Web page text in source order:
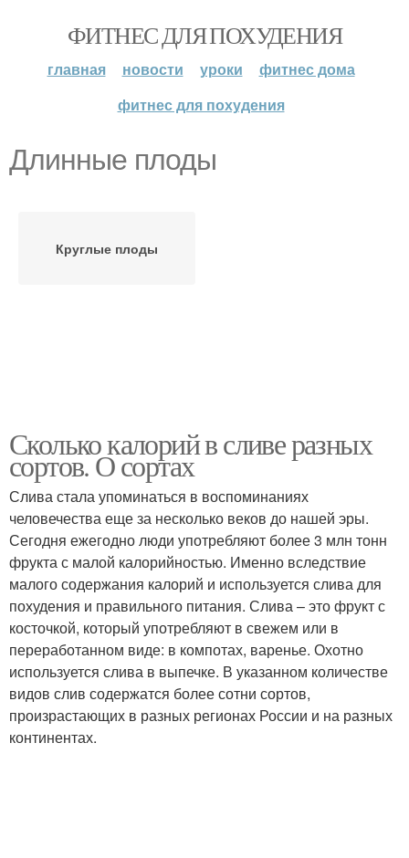
ФИТНЕС ДЛЯ ПОХУДЕНИЯ
главная новости уроки
фитнес дома
фитнес для похудения
Длинные плоды
Круглые плоды
Сколько калорий в сливе разных
сортов. О сортах
Слива стала упоминаться в воспоминаниях
человечества еще за несколько веков до нашей эры.
Сегодня ежегодно люди употребляют более 3 млн тонн
фрукта с малой калорийностью. Именно вследствие
малого содержания калорий и используется слива для
похудения и правильного питания. Слива – это фрукт с
косточкой, который употребляют в свежем или в
переработанном виде: в компотах, варенье. Охотно
используется слива в выпечке. В указанном количестве
видов слив содержатся более сотни сортов,
произрастающих в разных регионах России и на разных
континентах.